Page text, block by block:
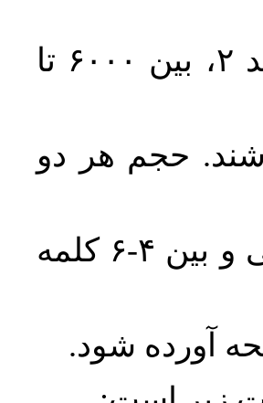
حجم کل مقاله با احتساب تمام بخش‌های مذکور در بند ۲، بین ۶۰۰۰ تا
حجم هر دو
واژگان کلیدی بلافاصله پس از چکیده فارسی و انگلیسی و بین ۴-۶ کلمه
آورده شود.